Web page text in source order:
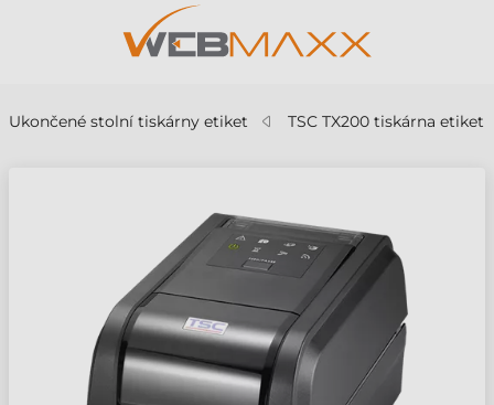
Ukončené stolní tiskárny etiket TSC TX200 tiskárna etiket